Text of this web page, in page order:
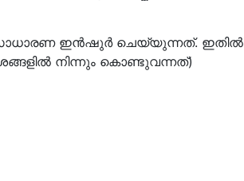
ഇൻഷുർ ചെയ്യുന്നത്. ഇതിൽ
നിന്നും കൊണ്ടുവന്നത്)